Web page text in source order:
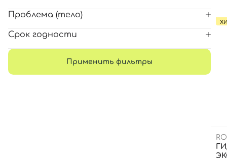
Проблема (тело)
Срок годности
Применить фильтры